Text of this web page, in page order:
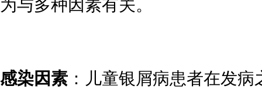
为与多种因素有关。
感染因素 ：儿童银屑病患者在发